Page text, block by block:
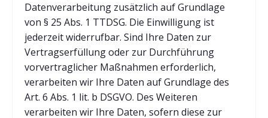
Datenverarbeitung zusätzlich auf Grundlage
von § 25 Abs. 1 TTDSG. Die Einwilligung ist
jederzeit widerrufbar. Sind Ihre Daten zur
Vertragserfüllung oder zur Durchführung
vorvertraglicher Maßnahmen erforderlich,
verarbeiten wir Ihre Daten auf Grundlage des
Art. 6 Abs. 1 lit. b DSGVO. Des Weiteren
verarbeiten wir Ihre Daten, sofern diese zur